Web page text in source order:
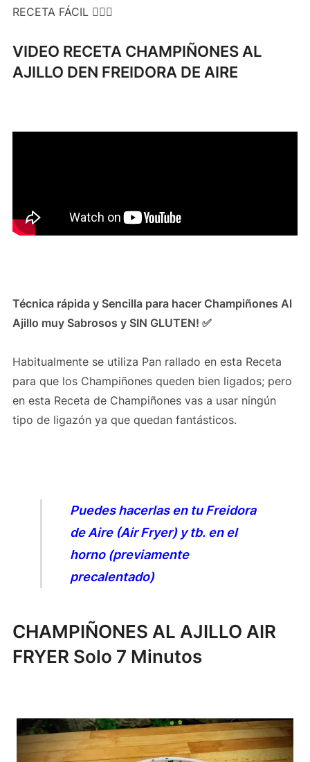
RECETA FÁCIL 👍🏻😋
VIDEO RECETA CHAMPIÑONES AL
AJILLO DEN FREIDORA DE AIRE
Técnica rápida y Sencilla para hacer Champiñones Al
Ajillo muy Sabrosos y SIN GLUTEN! ✅
Habitualmente se utiliza Pan rallado en esta Receta
para que los Champiñones queden bien ligados; pero
en esta Receta de Champiñones vas a usar ningún
tipo de ligazón ya que quedan fantásticos.
Puedes hacerlas en tu Freidora
de Aire (Air Fryer) y tb. en el
horno (previamente
precalentado)
CHAMPIÑONES AL AJILLO AIR
FRYER Solo 7 Minutos